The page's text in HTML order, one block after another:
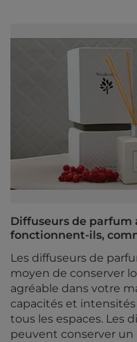
Diffuseurs de parfum
fonctionnent-ils,
Les diffuseurs de
moyen de conserver
agréable dans votre
capacités et
tous les espaces. Les
peuvent conserver un